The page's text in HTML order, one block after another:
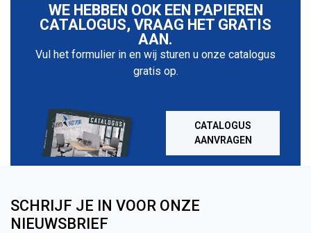
WE HEBBEN OOK EEN PAPIEREN
CATALOGUS, VRAAG HET GRATIS
AAN.
Vul het formulier in en wij sturen u onze catalogus
gratis op.
CATALOGUS
AANVRAGEN
SCHRIJF JE IN VOOR ONZE
NIEUWSBRIEF